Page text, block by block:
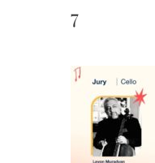
7